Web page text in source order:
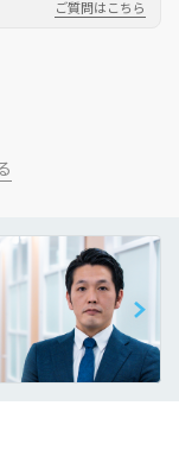
ご質問はこちら